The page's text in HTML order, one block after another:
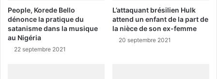
People, Korede Bello
dénonce la pratique du
satanisme dans la musique
au Nigéria
22 septembre 2021
L’attaquant brésilien Hulk
attend un enfant de la part de
la nièce de son ex-femme
20 septembre 2021